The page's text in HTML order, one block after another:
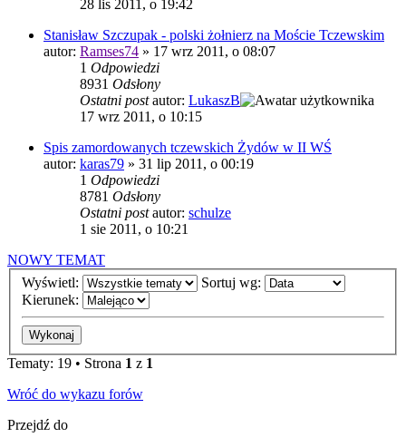
28 lis 2011, o 19:42
Stanisław Szczupak - polski żołnierz na Moście Tczewskim
autor: Ramses74 » 17 wrz 2011, o 08:07
1 Odpowiedzi
8931 Odsłony
Ostatni postautor: LukaszB
17 wrz 2011, o 10:15
Spis zamordowanych tczewskich Żydów w II WŚ
autor: karas79 » 31 lip 2011, o 00:19
1 Odpowiedzi
8781 Odsłony
Ostatni postautor: schulze
1 sie 2011, o 10:21
NOWY TEMAT
Wyświetl:
Sortuj wg:
Kierunek:
Tematy: 19 • Strona 1 z 1
Wróć do wykazu forów
Przejdź do